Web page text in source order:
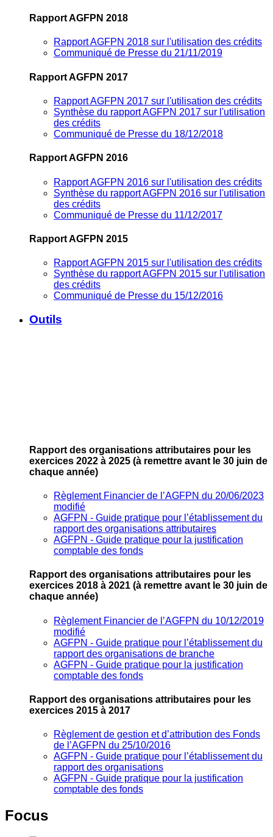
Rapport AGFPN 2018
Rapport AGFPN 2018 sur l'utilisation des crédits
Communiqué de Presse du 21/11/2019
Rapport AGFPN 2017
Rapport AGFPN 2017 sur l'utilisation des crédits
Synthèse du rapport AGFPN 2017 sur l'utilisation
des crédits
Communiqué de Presse du 18/12/2018
Rapport AGFPN 2016
Rapport AGFPN 2016 sur l'utilisation des crédits
Synthèse du rapport AGFPN 2016 sur l'utilisation
des crédits
Communiqué de Presse du 11/12/2017
Rapport AGFPN 2015
Rapport AGFPN 2015 sur l'utilisation des crédits
Synthèse du rapport AGFPN 2015 sur l'utilisation
des crédits
Communiqué de Presse du 15/12/2016
Outils
Rapport des organisations attributaires pour les
exercices 2022 à 2025 (à remettre avant le 30 juin de
chaque année)
Règlement Financier de l’AGFPN du 20/06/2023
modifié
AGFPN ‐ Guide pratique pour l’établissement du
rapport des organisations attributaires
AGFPN ‐ Guide pratique pour la justification
comptable des fonds
Rapport des organisations attributaires pour les
exercices 2018 à 2021 (à remettre avant le 30 juin de
chaque année)
Règlement Financier de l’AGFPN du 10/12/2019
modifié
AGFPN ‐ Guide pratique pour l’établissement du
rapport des organisations de branche
AGFPN ‐ Guide pratique pour la justification
comptable des fonds
Rapport des organisations attributaires pour les
exercices 2015 à 2017
Règlement de gestion et d’attribution des Fonds
de l’AGFPN du 25/10/2016
AGFPN ‐ Guide pratique pour l’établissement du
rapport des organisations
AGFPN ‐ Guide pratique pour la justification
comptable des fonds
Focus